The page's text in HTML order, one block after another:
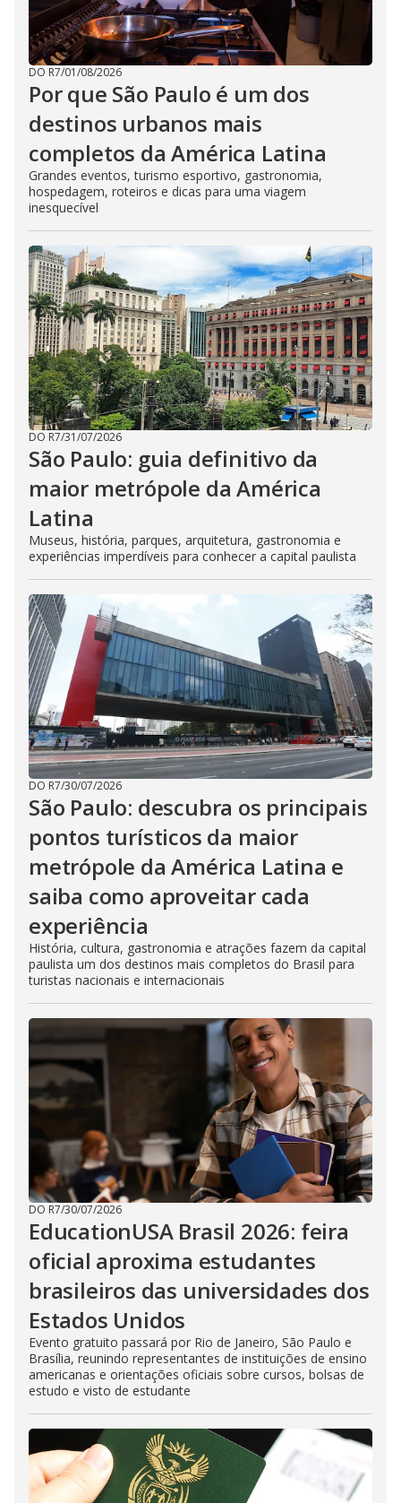
DO R7/01/08/2026
Por que São Paulo é um dos
destinos urbanos mais
completos da América Latina
Grandes eventos, turismo esportivo, gastronomia,
hospedagem, roteiros e dicas para uma viagem
inesquecível
DO R7/31/07/2026
São Paulo: guia definitivo da
maior metrópole da América
Latina
Museus, história, parques, arquitetura, gastronomia e
experiências imperdíveis para conhecer a capital paulista
DO R7/30/07/2026
São Paulo: descubra os principais
pontos turísticos da maior
metrópole da América Latina e
saiba como aproveitar cada
experiência
História, cultura, gastronomia e atrações fazem da capital
paulista um dos destinos mais completos do Brasil para
turistas nacionais e internacionais
DO R7/30/07/2026
EducationUSA Brasil 2026: feira
oficial aproxima estudantes
brasileiros das universidades dos
Estados Unidos
Evento gratuito passará por Rio de Janeiro, São Paulo e
Brasília, reunindo representantes de instituições de ensino
americanas e orientações oficiais sobre cursos, bolsas de
estudo e visto de estudante